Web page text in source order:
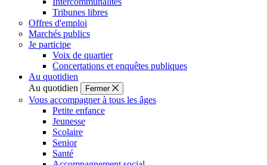
Tribunes libres
Offres d'emploi
Marchés publics
Je participe
Voix de quartier
Concertations et enquêtes publiques
Au quotidien
Au quotidien
Fermer
Vous accompagner à tous les âges
Petite enfance
Jeunesse
Scolaire
Senior
Santé